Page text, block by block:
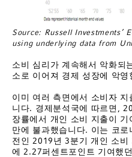
Source: Russell Investments’
using underlying data from
소비 심리가 계속해서 악화되
소로 이어져 경제 성장에 악
이미 여러 측면에서 소비자
니다. 경제분석국에 따르면,
장률에서 개인 소비 지출이
만에 불과했습니다. 이는 코
전인 2019년 3분기 개인 소
에 2.27퍼센트포인트 기여했